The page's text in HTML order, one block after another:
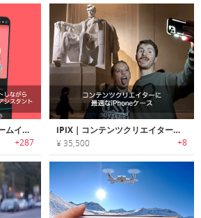
Pivo Pod X｜自動的にズームイン・ズームアウトしながらトラッキング撮影するAI搭載カメラアシスタント「ピボポッドX」
+287
iPiX｜コンテンツクリエイターに最適なiPhoneケース「アイピックス」
¥ 35,500 +8